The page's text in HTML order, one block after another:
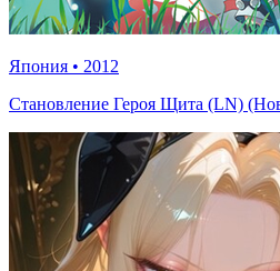
Япония • 2012
Становление Героя Щита (LN)